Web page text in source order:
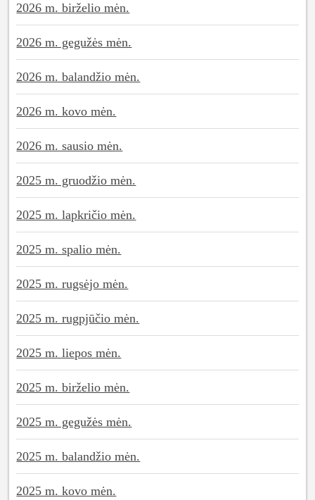
2026 m. birželio mėn.
2026 m. gegužės mėn.
2026 m. balandžio mėn.
2026 m. kovo mėn.
2026 m. sausio mėn.
2025 m. gruodžio mėn.
2025 m. lapkričio mėn.
2025 m. spalio mėn.
2025 m. rugsėjo mėn.
2025 m. rugpjūčio mėn.
2025 m. liepos mėn.
2025 m. birželio mėn.
2025 m. gegužės mėn.
2025 m. balandžio mėn.
2025 m. kovo mėn.